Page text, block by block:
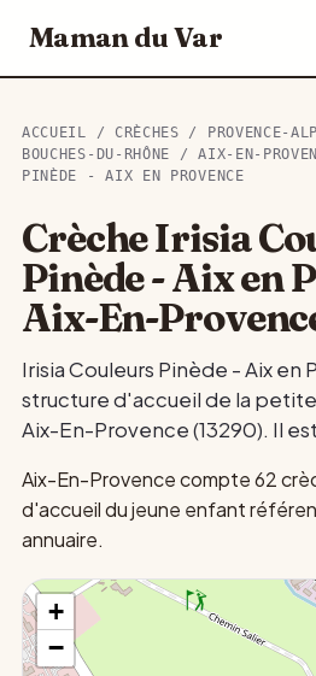
Maman du Var
ACCUEIL / CRÈCHES / PROVENCE-
BOUCHES-DU-RHÔNE /AIX-EN-
PINÈDE - AIX EN PROVENCE
Crèche Irisia
Pinède - Aix en
Aix-En-
Irisia Couleurs Pinède - Aix en
structure d'accueil de la
Aix-En-Provence (13290). Il
Aix-En-Provence compte 62
d'accueil du jeune enfant
annuaire.
+
−